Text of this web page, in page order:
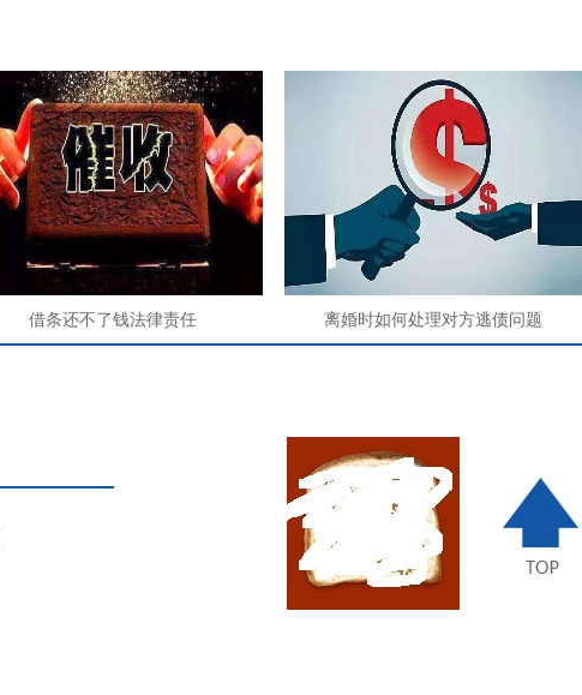
借条还不了钱法律责任 离婚时如何处理对方逃债问题